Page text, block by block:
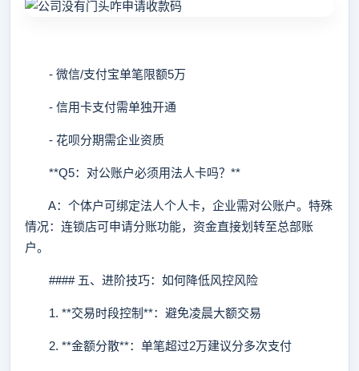
- 微信/支付宝单笔限额5万
- 信用卡支付需单独开通
- 花呗分期需企业资质
**Q5：对公账户必须用法人卡吗？**
A：个体户可绑定法人个人卡，企业需对公账户。特殊
情况：连锁店可申请分账功能，资金直接划转至总部账
户。
#### 五、进阶技巧：如何降低风控风险
1. **交易时段控制**：避免凌晨大额交易
2. **金额分散**：单笔超过2万建议分多次支付